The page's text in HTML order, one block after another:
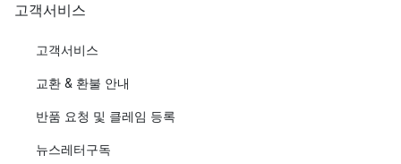
고객서비스
고객서비스
교환 & 환불 안내
반품 요청 및 클레임 등록
뉴스레터구독